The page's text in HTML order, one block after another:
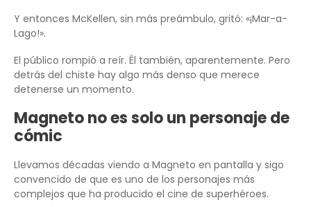
Y entonces McKellen, sin más preámbulo, gritó: «¡Mar-a-
Lago!».
El público rompió a reír. Él también, aparentemente. Pero
detrás del chiste hay algo más denso que merece
detenerse un momento.
Magneto no es solo un personaje de
cómic
Llevamos décadas viendo a Magneto en pantalla y sigo
convencido de que es uno de los personajes más
complejos que ha producido el cine de superhéroes.